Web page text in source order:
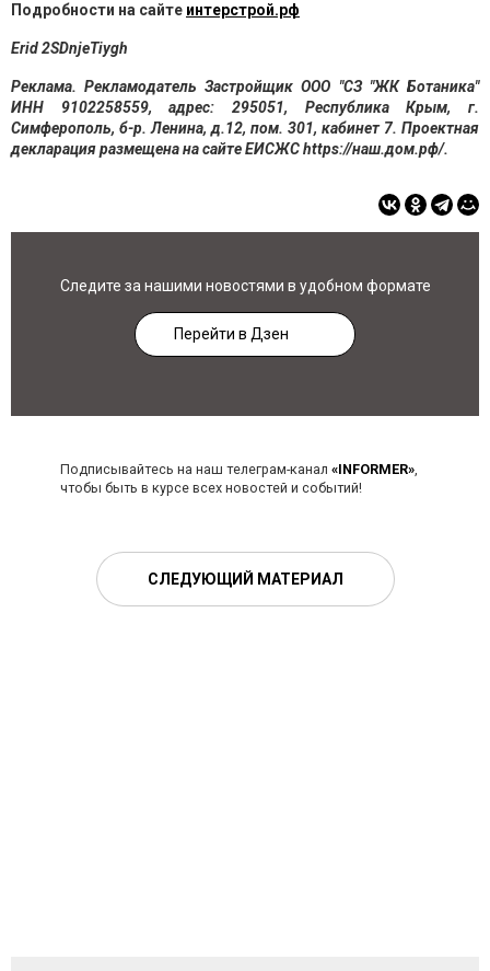
Подробности на сайте интерстрой.рф
Erid2SDnjeTiygh
Реклама. Рекламодатель Застройщик ООО "СЗ "ЖК Ботаника"
ИНН 9102258559, адрес: 295051, Республика Крым, г.
Симферополь, б-р. Ленина, д.12, пом. 301, кабинет 7. Проектная
декларация размещена на сайте ЕИСЖС https://наш.дом.рф/.
Следите за нашими новостями в удобном формате
Перейти в Дзен
Подписывайтесь на наш телеграм-канал «INFORMER»,
чтобы быть в курсе всех новостей и событий!
СЛЕДУЮЩИЙ МАТЕРИАЛ